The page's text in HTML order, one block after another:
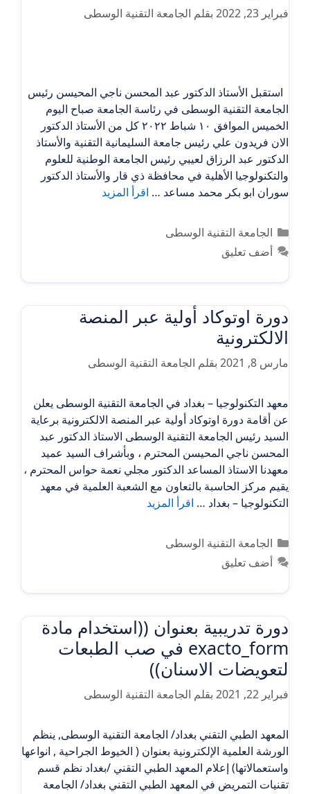
فبراير 23, 2022 بقلم الجامعة التقنية الوسطى
استقبل الأستاذ الدكتور عبد المحسن ناجي المحيسن رئيس
الجامعة التقنية الوسطى في رئاسة الجامعة صباح اليوم
الخميس الموافق ١٠ شباط ٢٠٢٢ كل من الأستاذ الدكتور
الان فريدون علي رئيس جامعة السليمانية التقنية والأستاذ
الدكتور عبد الرزاق لعيبي رئيس الجامعة الوطنية للعلوم
والتكنولوجيا الأهلية في محافظة ذي قار والأستاذ الدكتور
سوران ابو بكر محمد مساعد … اقرأ المزيد
التصنيفات
الجامعة التقنية الوسطى
أضف تعليق
دورة اوتوكاد أولية عبر المنصة
الالكترونية
مارس 8, 2021 بقلم الجامعة التقنية الوسطى
معهد التكنولوجيا – بغداد في الجامعة التقنية الوسطى يعلن
عن أقامة دورة اوتوكاد أولية عبر المنصة الالكترونية برعاية
السيد رئيس الجامعة التقنية الوسطى الاستاذ الدكتور عبد
المحسن ناجي المحيسن المحترم ، وبأشراف السيد عميد
معهدنا الاستاذ المساعد الدكتور مجلي نعمة حواس المحترم ،
يقيم مركز الحاسبة بالتعاون مع الشعبة العلمية في معهد
التكنولوجيا – بغداد … اقرأ المزيد
التصنيفات
الجامعة التقنية الوسطى
أضف تعليق
دورة تدريبية بعنوان ((استخدام مادة
exacto_form في صب الطبعات
لتعويضات الاسنان))
فبراير 22, 2021 بقلم الجامعة التقنية الوسطى
المعهد الطبي التقني بغداد/ الجامعة التقنية الوسطى, ينظم
الورشة العلمية الإلكترونية بعنوان ( الخيوط الجراحية , انواعها
واستعمالاتها) إعلام المعهد الطبي التقني /بغداد نظم قسم
تقنيات التمريض في المعهد الطبي التقني بغداد/ الجامعة